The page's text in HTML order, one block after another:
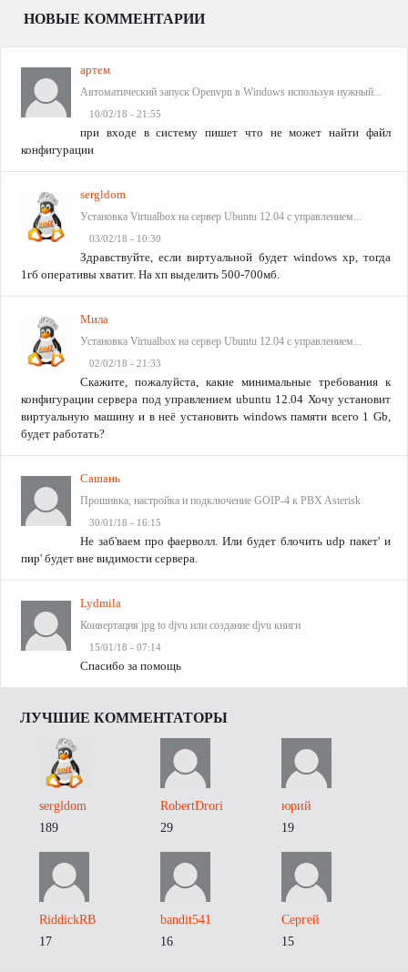
НОВЫЕ КОММЕНТАРИИ
артем
Автоматический запуск Openvpn в Windows используя нужный...
10/02/18 - 21:55
при входе в систему пишет что не может найти файл
конфигурации
sergldom
Установка Virtualbox на сервер Ubuntu 12.04 с управлением...
03/02/18 - 10:30
Здравствуйте, если виртуальной будет windows xp, тогда
1гб оперативы хватит. На хп выделить 500-700мб.
Мила
Установка Virtualbox на сервер Ubuntu 12.04 с управлением...
02/02/18 - 21:33
Скажите, пожалуйста, какие минимальные требования к
конфигурации сервера под управлением ubuntu 12.04 Хочу установит
виртуальную машину и в неё установить windows памяти всего 1 Gb,
будет работать?
Сашань
Прошивка, настройка и подключение GOIP-4 к PBX Asterisk
30/01/18 - 16:15
Не заб'ваем про фаерволл. Или будет блочить udp пакет' и
пир' будет вне видимости сервера.
Lydmila
Конвертация jpg to djvu или создание djvu книги
15/01/18 - 07:14
Спасибо за помощь
ЛУЧШИЕ КОММЕНТАТОРЫ
sergldom
189
RobertDrori
29
юрий
19
RiddickRB
17
bandit541
16
Сергей
15